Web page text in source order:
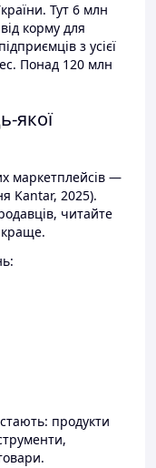
Тут 6 млн
корму для
з усієї
Понад 120 млн
якої
маркетплейсів —
Kantar, 2025).
читайте
продукти